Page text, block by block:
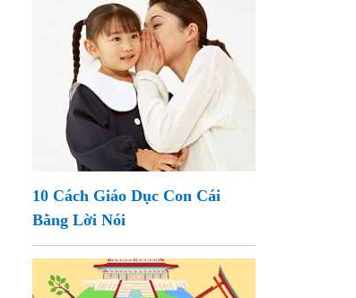
10 Cách Giáo Dục Con Cái
Bằng Lời Nói